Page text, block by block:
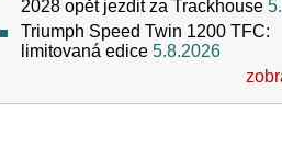
2028 opět jezdit za Trackhouse
Triumph Speed Twin 1200 TFC:
limitovaná edice 5.8.2026